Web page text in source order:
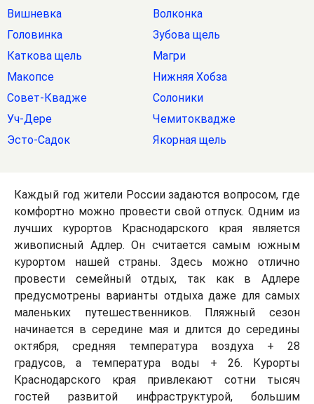
Вишневка
Волконка
Головинка
Зубова щель
Каткова щель
Магри
Макопсе
Нижняя Хобза
Совет-Квадже
Солоники
Уч-Дере
Чемитоквадже
Эсто-Садок
Якорная щель
Каждый год жители России задаются вопросом, где
комфортно можно провести свой отпуск. Одним из
лучших курортов Краснодарского края является
живописный Адлер. Он считается самым южным
курортом нашей страны. Здесь можно отлично
провести семейный отдых, так как в Адлере
предусмотрены варианты отдыха даже для самых
маленьких путешественников. Пляжный сезон
начинается в середине мая и длится до середины
октября, средняя температура воздуха + 28
градусов, а температура воды + 26. Курорты
Краснодарского края привлекают сотни тысяч
гостей развитой инфраструктурой, большим